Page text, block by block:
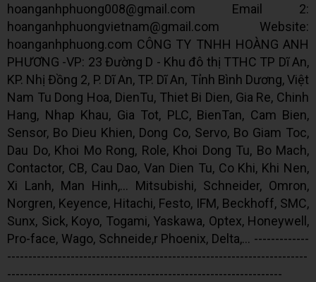
hoanganhphuong008@gmail.com Email 2:
hoanganhphuongvietnam@gmail.com Website:
hoanganhphuong.com CÔNG TY TNHH HOÀNG ANH
PHƯƠNG -VP: 23 Đường D - Khu đô thị TTHC TP Dĩ An,
KP. Nhị Đồng 2, P. Dĩ An, TP. Dĩ An, Tỉnh Bình Dương, Việt
Nam Tu Dong Hoa, DienTu, Thiet Bi Dien, Gia Re, Chinh
Hang, Nhap Khau, Gia Tot, PLC, BienTan, Cam Bien,
Sensor, Bo Dieu Khien, Dong Co, Servo, Bo Giam Toc,
Dau Do, Khoi Mo Rong, Role, Khoi Dong Tu, Bo Mach,
Contactor, CB, Cau Dao, Van Dien Tu, Co Khi, Khi Nen,
Xi Lanh, Man Hinh,... Mitsubishi, Schneider, Omron,
Norgren, Keyence, Hitachi, Festo, IFM, Beckhoff, SMC,
Sunx, Sick, Koyo, Togami, Yaskawa, Optex, Honeywell,
Pro-face, Wago, Schneide,r Phoenix, Delta,... -------------
-----------------------------------------------------------------------
-----------------------------------------------------------------